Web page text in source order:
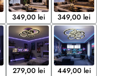
349,00 lei 349,00 lei
279,00 lei 449,00 lei